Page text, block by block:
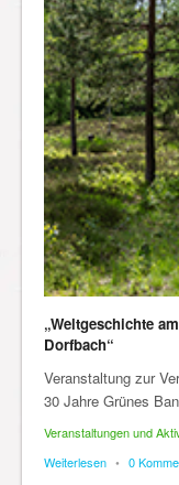
„Weltgeschichte
Dorfbach“
Veranstaltung zur
30 Jahre Grünes
Veranstaltungen und
Weiterlesen • 0